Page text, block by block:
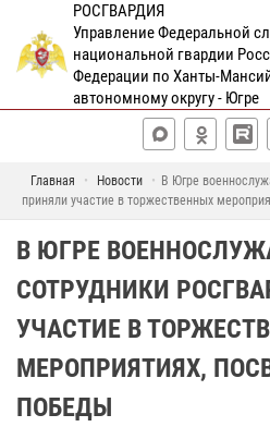
РОСГВАРДИЯ
Управление Федеральной
национальной гвардии
Федерации по Ханты-
автономному округу - Югре
Главная Новости
В Югре
приняли участие в торжественных
В ЮГРЕ
СОТРУДНИКИ
УЧАСТИЕ В
МЕРОПРИЯТИЯХ,
ПОБЕДЫ